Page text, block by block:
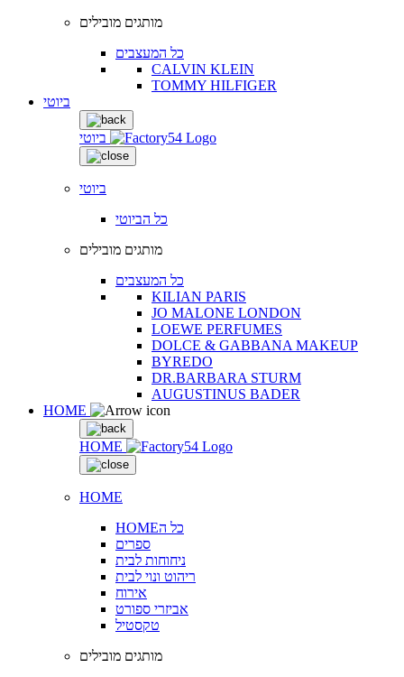
מותגים מובילים
כל המעצבים
CALVIN KLEIN
TOMMY HILFIGER
ביוטי
ביוטי
ביוטי
כל הביוטי
מותגים מובילים
כל המעצבים
KILIAN PARIS
JO MALONE LONDON
LOEWE PERFUMES
DOLCE & GABBANA MAKEUP
BYREDO
DR.BARBARA STURM
AUGUSTINUS BADER
HOME
HOME
HOME
HOMEכל ה
ספרים
ניחוחות לבית
ריהוט ונוי לבית
אירוח
אביזרי ספורט
טקסטיל
מותגים מובילים